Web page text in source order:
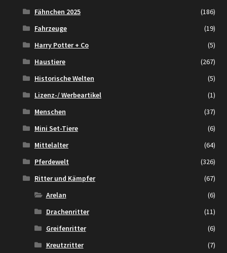
Fähnchen 2025
(186)
Fahrzeuge
(19)
Harry Potter + Co
(5)
Haustiere
(267)
Historische Welten
(5)
Lizenz-/ Werbeartikel
(1)
Menschen
(37)
Mini Set-Tiere
(6)
Mittelalter
(64)
Pferdewelt
(326)
Ritter und Kämpfer
(67)
Arelan
(6)
Drachenritter
(11)
Greifenritter
(6)
Kreutzritter
(7)